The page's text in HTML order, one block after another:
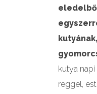
kutya
reggel,